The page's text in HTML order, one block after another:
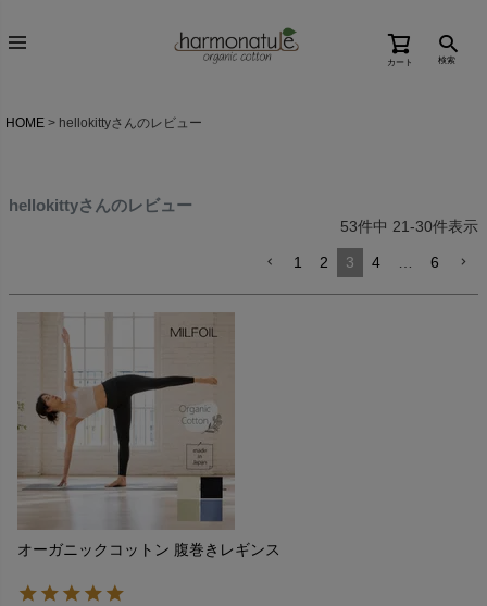
カート 検索
HOME hellokittyさんのレビュー
hellokittyさんのレビュー
53件中 21-30件表示
1 2 3 4 6
オーガニックコットン 腹巻きレギンス